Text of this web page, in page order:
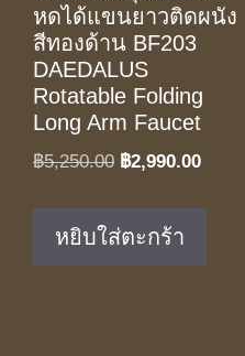
หดได้แขนยาวติดผนัง
สีทองด้าน BF203
DAEDALUS
Rotatable Folding
Long Arm Faucet
฿5,250.00 Original
฿5,250.00.
฿2,990.00
หยิบใส่ตะกร้า